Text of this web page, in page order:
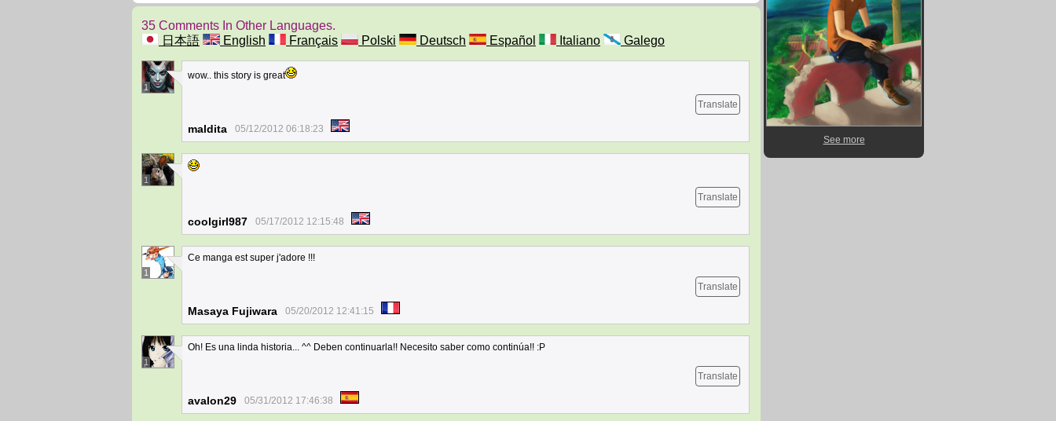
35 Comments In Other Languages.
日本語
English Français Polski Deutsch Español Italiano Galego
1
wow.. this story is great
Translate
maldita 05/12/2012 06:18:23
1
Translate
coolgirl987 05/17/2012 12:15:48
1
Ce manga est super j'adore !!!
Translate
Masaya Fujiwara 05/20/2012 12:41:15
1
Oh! Es una linda historia... ^^ Deben continuarla!! Necesito saber como continúa!! :P
Translate
avalon29 05/31/2012 17:46:38
See more